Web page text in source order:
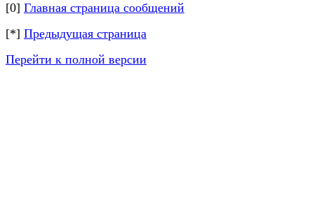
[0] Главная страница сообщений
[*] Предыдущая страница
Перейти к полной версии